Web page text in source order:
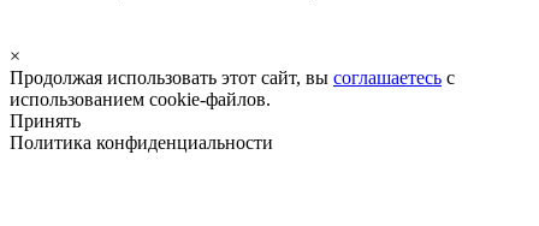
×
Продолжая использовать этот сайт, вы соглашаетесь с
использованием cookie-файлов.
Принять
Политика конфиденциальности